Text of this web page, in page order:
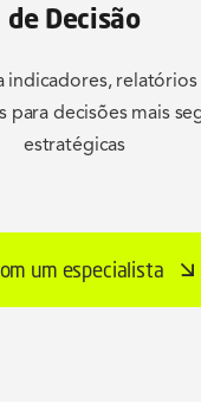
de Decisão
indicadores,
para decisões mais
estratégicas
um especialista